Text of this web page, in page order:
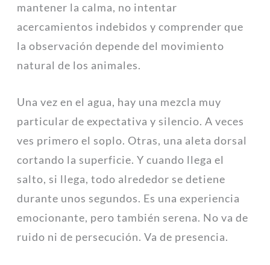
mantener la calma, no intentar
acercamientos indebidos y comprender que
la observación depende del movimiento
natural de los animales.
Una vez en el agua, hay una mezcla muy
particular de expectativa y silencio. A veces
ves primero el soplo. Otras, una aleta dorsal
cortando la superficie. Y cuando llega el
salto, si llega, todo alrededor se detiene
durante unos segundos. Es una experiencia
emocionante, pero también serena. No va de
ruido ni de persecución. Va de presencia.